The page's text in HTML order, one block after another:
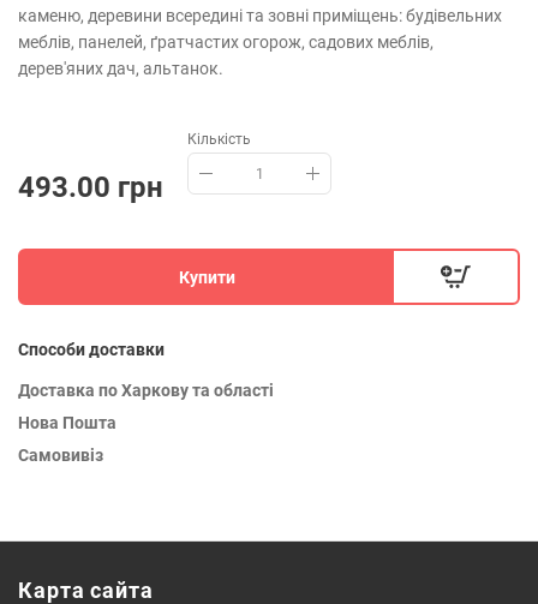
каменю, деревини всередині та зовні приміщень: будівельних
меблів, панелей, ґратчастих огорож, садових меблів,
дерев'яних дач, альтанок.
493.00 грн
Кількість
Купити
Способи доставки
Доставка по Харкову та області
Нова Пошта
Самовивіз
Карта сайта